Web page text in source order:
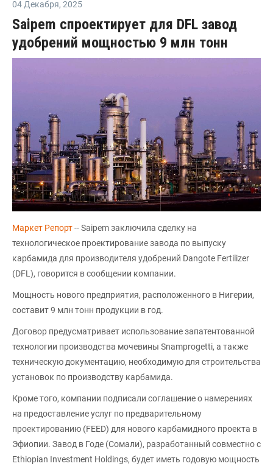
04 Декабря, 2025
Saipem спроектирует для DFL завод
удобрений мощностью 9 млн тонн
Маркет Репорт-- Saipem заключила сделку на
технологическое проектирование завода по выпуску
карбамида для производителя удобрений Dangote Fertilizer
(DFL), говорится в сообщении компании.
Мощность нового предприятия, расположенного в Нигерии,
составит 9 млн тонн продукции в год.
Договор предусматривает использование запатентованной
технологии производства мочевины Snamprogetti, а также
техническую документацию, необходимую для строительства
установок по производству карбамида.
Кроме того, компании подписали соглашение о намерениях
на предоставление услуг по предварительному
проектированию (FEED) для нового карбамидного проекта в
Эфиопии. Завод в Годе (Сомали), разработанный совместно с
Ethiopian Investment Holdings, будет иметь годовую мощность